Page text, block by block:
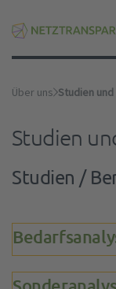
Über uns Studien
Studien
Studien /